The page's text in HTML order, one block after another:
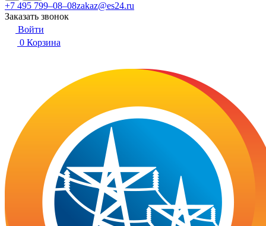
+7 495 799–08–08zakaz@es24.ru
Заказать звонок
Войти
0 Корзина